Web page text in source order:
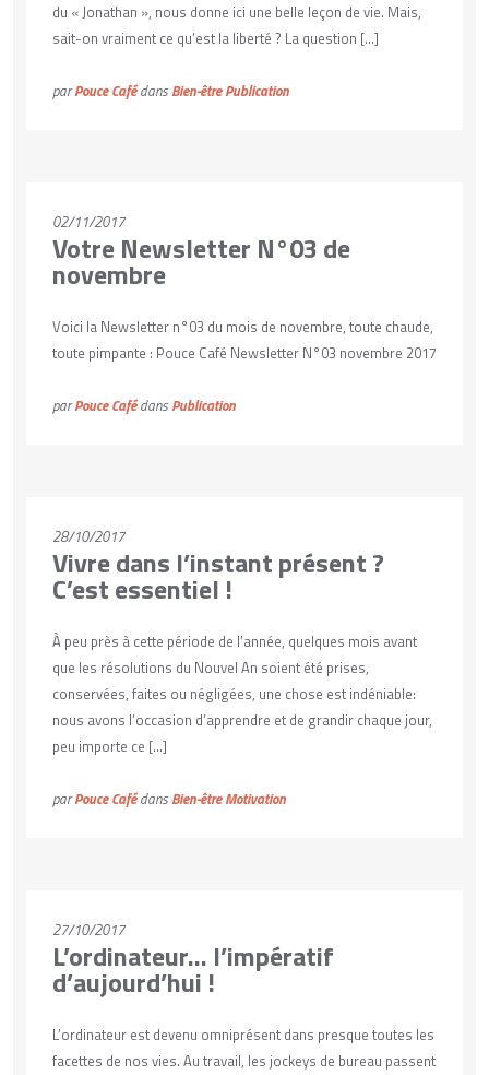
du « Jonathan », nous donne ici une belle leçon de vie. Mais,
sait-on vraiment ce qu’est la liberté ? La question […]
parPouce Café dansBien-être Publication
02/11/2017
Votre Newsletter N°03 de
novembre
Voici la Newsletter n°03 du mois de novembre, toute chaude,
toute pimpante : Pouce Café Newsletter N°03 novembre 2017
parPouce Café dansPublication
28/10/2017
Vivre dans l’instant présent ?
C’est essentiel !
À peu près à cette période de l’année, quelques mois avant
que les résolutions du Nouvel An soient été prises,
conservées, faites ou négligées, une chose est indéniable:
nous avons l’occasion d’apprendre et de grandir chaque jour,
peu importe ce […]
parPouce Café dansBien-être Motivation
27/10/2017
L’ordinateur… l’impératif
d’aujourd’hui !
L’ordinateur est devenu omniprésent dans presque toutes les
facettes de nos vies. Au travail, les jockeys de bureau passent